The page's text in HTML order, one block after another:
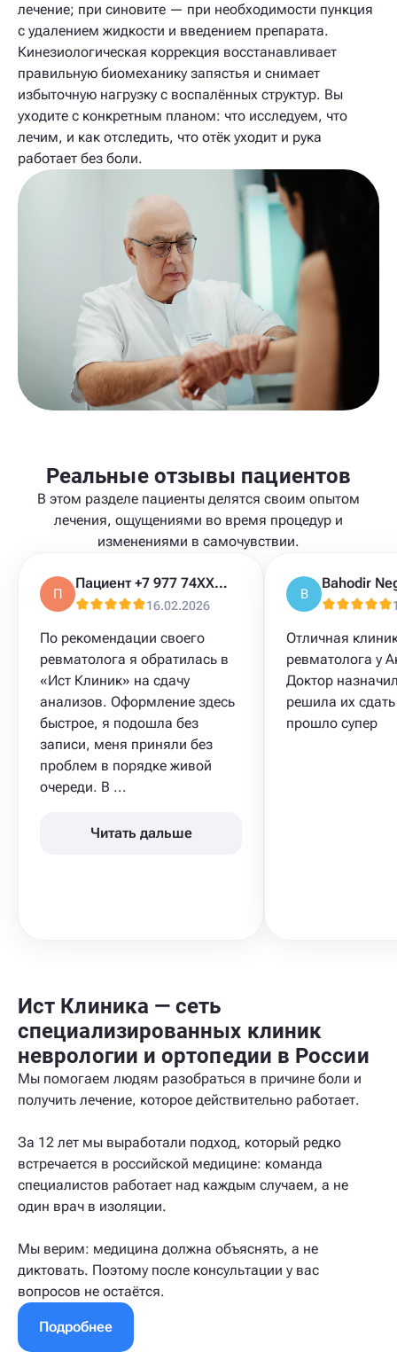
лечение; при синовите — при необходимости пункция
с удалением жидкости и введением препарата.
Кинезиологическая коррекция восстанавливает
правильную биомеханику запястья и снимает
избыточную нагрузку с воспалённых структур. Вы
уходите с конкретным планом: что исследуем, что
лечим, и как отследить, что отёк уходит и рука
работает без боли.
Реальные отзывы пациентов
В этом разделе пациенты делятся своим опытом
лечения, ощущениями во время процедур и
изменениями в самочувствии.
П
Пациент +7 977 74XXXXX
16.02.2026
По рекомендации своего
ревматолога я обратилась в
«Ист Клиник» на сдачу
анализов​. Оформление здесь
быстрое, я подошла без
записи, меня приняли без
проблем в порядке живой
очереди. В ...
Читать дальше
B
Bahodir
Отличная
ревматолога у
Доктор
решила их
прошло супер
Ист Клиника — сеть
специализированных клиник
неврологии и ортопедии в России
Мы помогаем людям разобраться в причине боли и
получить лечение, которое действительно работает.
За 12 лет мы выработали подход, который редко
встречается в российской медицине: команда
специалистов работает над каждым случаем, а не
один врач в изоляции.
Мы верим: медицина должна объяснять, а не
диктовать. Поэтому после консультации у вас
вопросов не остаётся.
Подробнее